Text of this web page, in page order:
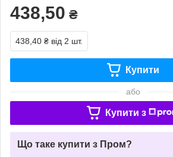
438,50 ₴
438,40 ₴ від 2 шт.
Купити
або
Купити з
Що таке купити з Пром?